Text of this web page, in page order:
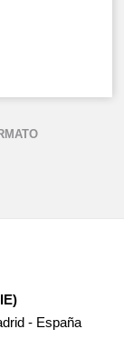
- España